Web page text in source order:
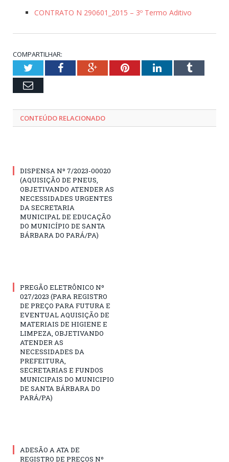
CONTRATO N 290601_2015 – 3º Termo Aditivo
COMPARTILHAR:
TwitterFacebookGoogle+PinterestLinkedInTumblr
Email
CONTEÚDO RELACIONADO
DISPENSA Nº 7/2023-00020
(AQUISIÇÃO DE PNEUS,
OBJETIVANDO ATENDER AS
NECESSIDADES URGENTES
DA SECRETARIA
MUNICIPAL DE EDUCAÇÃO
DO MUNICÍPIO DE SANTA
BÁRBARA DO PARÁ/PA)
PREGÃO ELETRÔNICO Nº
027/2023 (PARA REGISTRO
DE PREÇO PARA FUTURA E
EVENTUAL AQUISIÇÃO DE
MATERIAIS DE HIGIENE E
LIMPEZA, OBJETIVANDO
ATENDER AS
NECESSIDADES DA
PREFEITURA,
SECRETARIAS E FUNDOS
MUNICIPAIS DO MUNICIPIO
DE SANTA BÁRBARA DO
PARÁ/PA)
ADESÃO A ATA DE
REGISTRO DE PREÇOS Nº